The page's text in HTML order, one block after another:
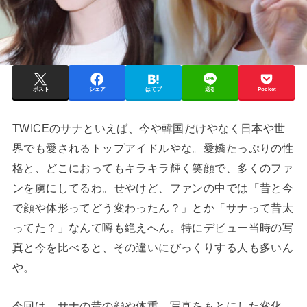
ポスト シェア はてブ 送る Pocket
TWICEのサナといえば、今や韓国だけやなく日本や世
界でも愛されるトップアイドルやな。愛嬌たっぷりの性
格と、どこにおってもキラキラ輝く笑顔で、多くのファ
ンを虜にしてるわ。せやけど、ファンの中では「昔と今
で顔や体形ってどう変わったん？」とか「サナって昔太
ってた？」なんて噂も絶えへん。特にデビュー当時の写
真と今を比べると、その違いにびっくりする人も多いん
や。